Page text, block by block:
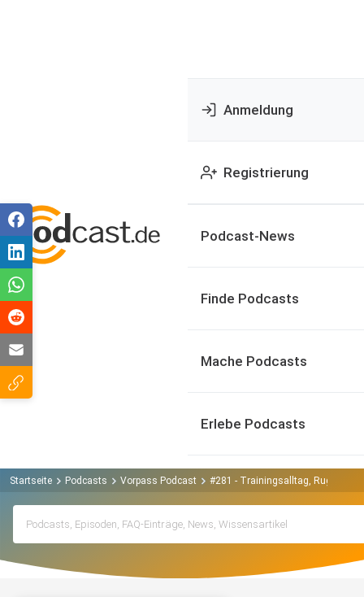
Anmeldung
Registrierung
Podcast-News
Finde Podcasts
Mache Podcasts
Erlebe Podcasts
Startseite Podcasts Vorpass Podcast #281 - Trainingsalltag, Rugby